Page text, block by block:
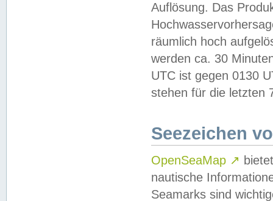
Auflösung. Das
räumlich hoch
werden ca. 30
UTC ist gegen 0130
stehen für die letzten
Seezeichen
OpenSeaMap ↗
nautische
Seamarks sind